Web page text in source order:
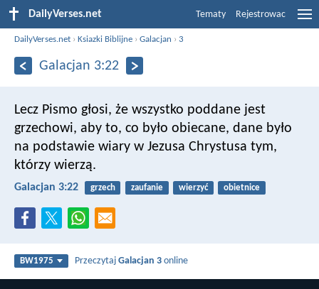
DailyVerses.net Tematy Rejestrowac
DailyVerses.net ›Ksiazki Biblijne ›Galacjan ›3
Galacjan 3:22
Lecz Pismo głosi, że wszystko poddane jest
grzechowi, aby to, co było obiecane, dane było
na podstawie wiary w Jezusa Chrystusa tym,
którzy wierzą.
Galacjan 3:22 grzech zaufanie wierzyć obietnice
BW1975 PrzeczytajGalacjan 3 online